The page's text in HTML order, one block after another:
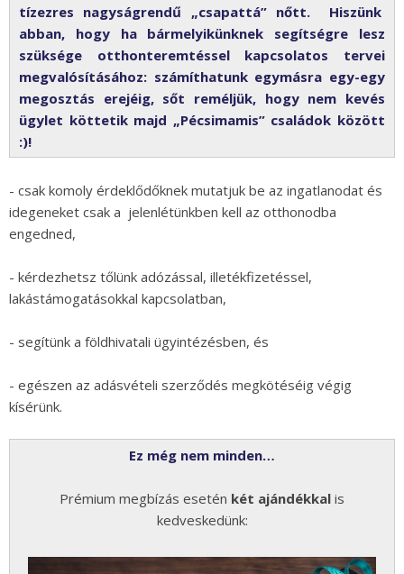
tízezres nagyságrendű „csapattá” nőtt. Hiszünk
abban, hogy ha bármelyikünknek segítségre lesz
szüksége otthonteremtéssel kapcsolatos tervei
megvalósításához: számíthatunk egymásra egy-egy
megosztás erejéig, sőt reméljük, hogy nem kevés
ügylet köttetik majd „Pécsimamis” családok között
:)!
- csak komoly érdeklődőknek mutatjuk be az ingatlanodat és
idegeneket csak a jelenlétünkben kell az otthonodba
engedned,
- kérdezhetsz tőlünk adózással, illetékfizetéssel,
lakástámogatásokkal kapcsolatban,
- segítünk a földhivatali ügyintézésben, és
- egészen az adásvételi szerződés megkötéséig végig
kísérünk.
Ez még nem minden…
Prémium megbízás esetén két ajándékkal is
kedveskedünk: